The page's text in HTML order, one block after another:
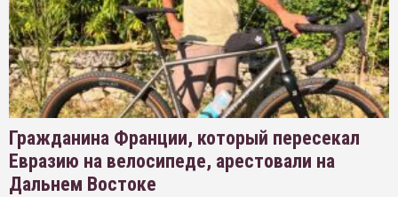
Гражданина Франции, который пересекал
Евразию на велосипеде, арестовали на
Дальнем Востоке